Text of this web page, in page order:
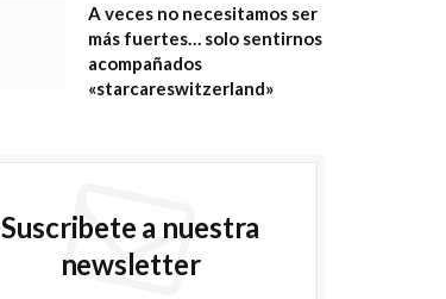
A veces no necesitamos ser
más fuertes… solo sentirnos
acompañados
«starcareswitzerland»
Suscribete a nuestra
newsletter